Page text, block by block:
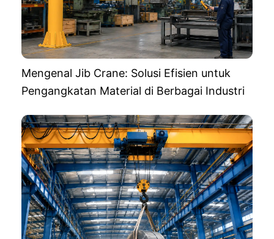
Mengenal Jib Crane: Solusi Efisien untuk
Pengangkatan Material di Berbagai Industri